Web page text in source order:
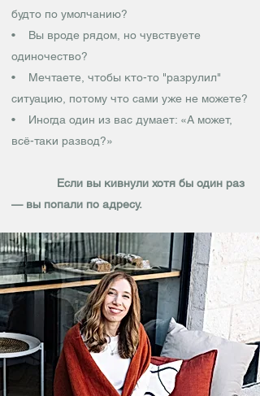
будто по умолчанию?
• Вы вроде рядом, но чувствуете
одиночество?
• Мечтаете, чтобы кто-то "разрулил"
ситуацию, потому что сами уже не можете?
• Иногда один из вас думает: «А может,
всё-таки развод?»
Если вы кивнули хотя бы один раз
— вы попали по адресу.